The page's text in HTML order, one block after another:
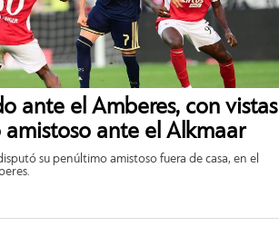
ante el Amberes, con vistas
ante el Alkmaar
su penúltimo amistoso fuera de casa, en el